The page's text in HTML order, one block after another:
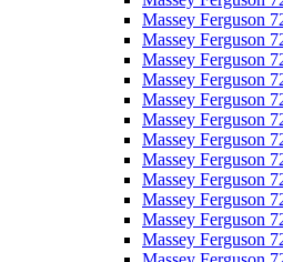
Massey Ferguson
Massey Ferguson
Massey Ferguson
Massey Ferguson
Massey Ferguson
Massey Ferguson
Massey Ferguson
Massey Ferguson
Massey Ferguson
Massey Ferguson
Massey Ferguson
Massey Ferguson